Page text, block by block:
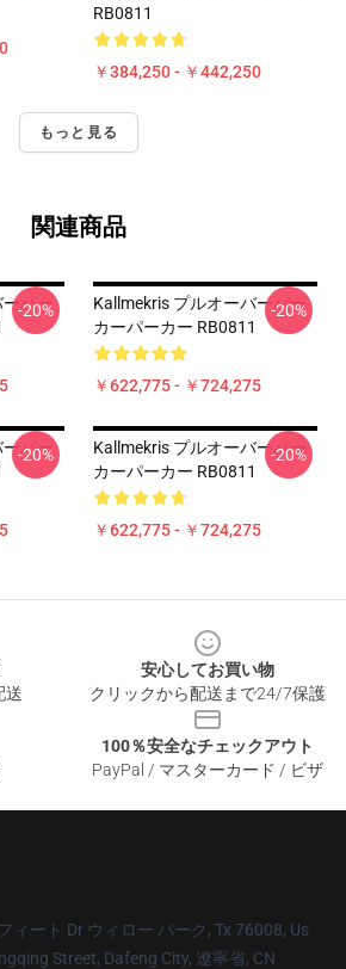
RB0811
￥384,250 - ￥442,250
もっと見る
関連商品
パー
-20%
Kallmekris プルオーバーパー
カーパーカー RB0811
￥622,775 - ￥724,275
-20%
パー
-20%
Kallmekris プルオーバーパー
カーパーカー RB0811
￥622,775 - ￥724,275
-20%
送
安心してお買い物
クリックから配送まで24/7保護
100％安全なチェックアウト
PayPal / マスターカード / ビザ
ィート Dr ウィロー パーク, Tx 76008, Us
Street, Dafeng City, 遼寧省, CN